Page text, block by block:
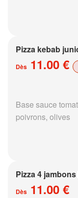
Pizza kebab
Dès 11.00 €
Base sauce
poivrons, olives
Pizza 4
Dès 11.00 €